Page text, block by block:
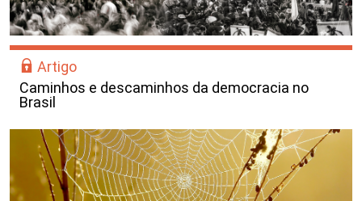
Artigo
Caminhos e descaminhos da democracia no
Brasil